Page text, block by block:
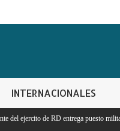
INTERNACIONALES
militar para seguridad y vigilancia